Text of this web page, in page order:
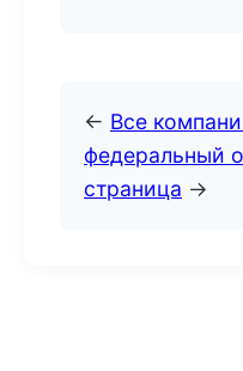
← Все
федеральный
страница →